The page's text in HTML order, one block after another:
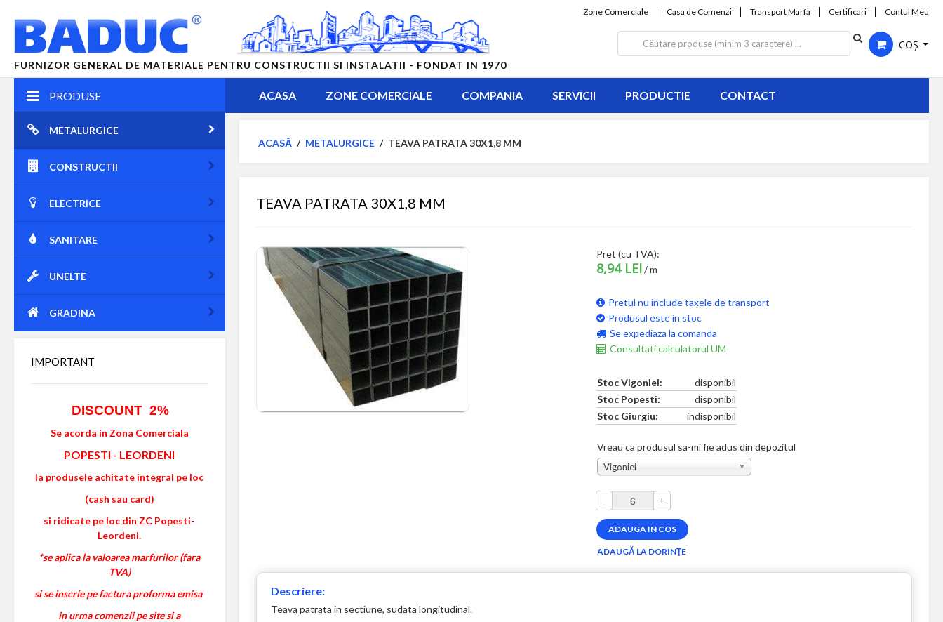
FURNIZOR GENERAL DE MATERIALE PENTRU CONSTRUCTII SI INSTALATII - FONDAT IN 1970
Zone Comerciale Casa de Comenzi Transport Marfa Certificari Contul Meu
COȘ
PRODUSE
METALURGICE
CONSTRUCTII
ELECTRICE
SANITARE
UNELTE
GRADINA
IMPORTANT
DISCOUNT 2%
Se acorda in Zona Comerciala
POPESTI - LEORDENI
la produsele achitate integral pe loc
(cash sau card)
si ridicate pe loc din ZC Popesti-
Leordeni.
*se aplica la valoarea marfurilor (fara
TVA)
si se inscrie pe factura proforma emisa
in urma comenzii pe site si a
ACASA ZONE COMERCIALE COMPANIA SERVICII PRODUCTIE CONTACT
ACASĂ / METALURGICE / TEAVA PATRATA 30X1,8 MM
TEAVA PATRATA 30X1,8 MM
Pret (cu TVA):
8,94 LEI / m
Pretul nu include taxele de transport
Produsul este in stoc
Se expediaza la comanda
Consultati calculatorul UM
Stoc Vigoniei:
disponibil
Stoc Popesti:
disponibil
Stoc Giurgiu:
indisponibil
Vreau ca produsul sa-mi fie adus din depozitul
Vigoniei
– +
Descriere:
Teava patrata in sectiune, sudata longitudinal.